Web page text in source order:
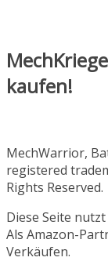
kaufen!
MechWarrior,
registered
Rights Reserved.
Diese Seite
Als Amazon-
Verkäufen.